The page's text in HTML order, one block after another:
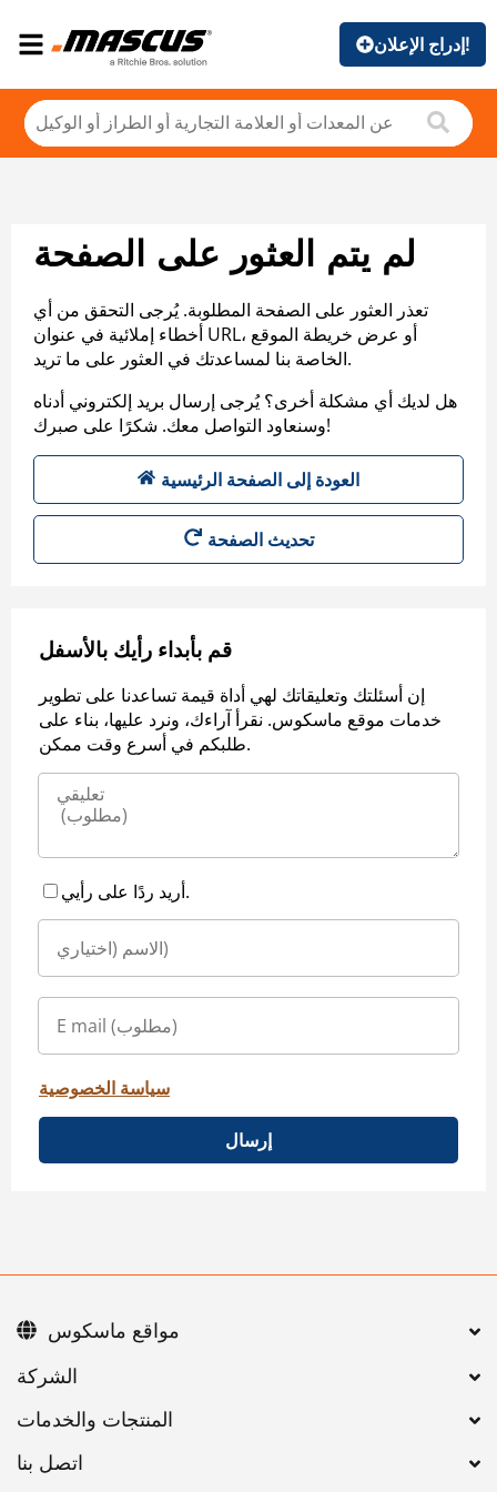
إدراج الإعلان!
لم يتم العثور على الصفحة
تعذر العثور على الصفحة المطلوبة. يُرجى التحقق من أي
أخطاء إملائية في عنوان URL، أو عرض خريطة الموقع
الخاصة بنا لمساعدتك في العثور على ما تريد.
هل لديك أي مشكلة أخرى؟ يُرجى إرسال بريد إلكتروني أدناه
وسنعاود التواصل معك. شكرًا على صبرك!
العودة إلى الصفحة الرئيسية
تحديث الصفحة
قم بأبداء رأيك بالأسفل
إن أسئلتك وتعليقاتك لهي أداة قيمة تساعدنا على تطوير
خدمات موقع ماسكوس. نقرأ آراءك، ونرد عليها، بناء على
طلبكم في أسرع وقت ممكن.
أريد ردًا على رأيي.
سياسة الخصوصية
إرسال
اتصل بنا
مواقع ماسكوس